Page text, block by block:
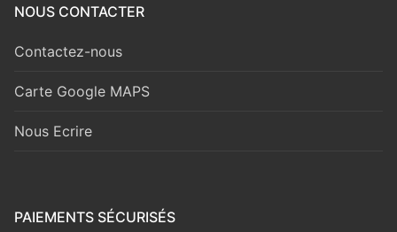
NOUS CONTACTER
Contactez-nous
Carte Google MAPS
Nous Ecrire
PAIEMENTS SÉCURISÉS